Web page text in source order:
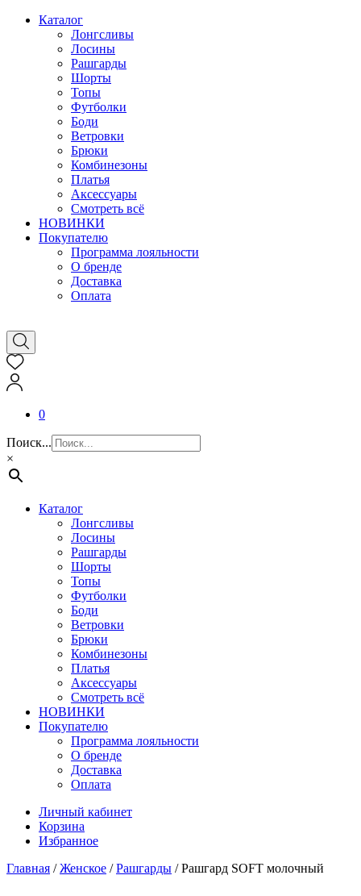
Каталог
Лонгсливы
Лосины
Рашгарды
Шорты
Топы
Футболки
Боди
Ветровки
Брюки
Комбинезоны
Платья
Аксессуары
Смотреть всё
НОВИНКИ
Покупателю
Программа лояльности
О бренде
Доставка
Оплата
0
Поиск...
×
Каталог
Лонгсливы
Лосины
Рашгарды
Шорты
Топы
Футболки
Боди
Ветровки
Брюки
Комбинезоны
Платья
Аксессуары
Смотреть всё
НОВИНКИ
Покупателю
Программа лояльности
О бренде
Доставка
Оплата
Личный кабинет
Корзина
Избранное
Главная /Женское /Рашгарды / Рашгард SOFT молочный